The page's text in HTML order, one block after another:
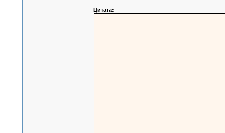
Цитата: